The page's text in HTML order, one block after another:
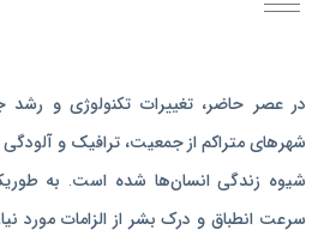
رژیم غذایی بارداری
برنامه رژیم درمانی
برنامه تمرین بدنسازی
در عصر حاضر،‌ تغییرات تکنولوژی و
شهرهای متراکم از جمعیت، ترافیک و
شیوه زندگی انسان‌ها شده است. به
سرعت انطباق و درک بشر از الزامات مورد